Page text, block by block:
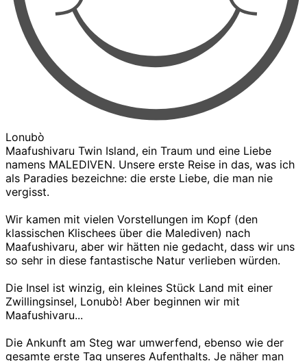
Lonubò
Maafushivaru Twin Island, ein Traum und eine Liebe
namens MALEDIVEN. Unsere erste Reise in das, was ich
als Paradies bezeichne: die erste Liebe, die man nie
vergisst.
Wir kamen mit vielen Vorstellungen im Kopf (den
klassischen Klischees über die Malediven) nach
Maafushivaru, aber wir hätten nie gedacht, dass wir uns
so sehr in diese fantastische Natur verlieben würden.
Die Insel ist winzig, ein kleines Stück Land mit einer
Zwillingsinsel, Lonubò! Aber beginnen wir mit
Maafushivaru...
Die Ankunft am Steg war umwerfend, ebenso wie der
gesamte erste Tag unseres Aufenthalts. Je näher man